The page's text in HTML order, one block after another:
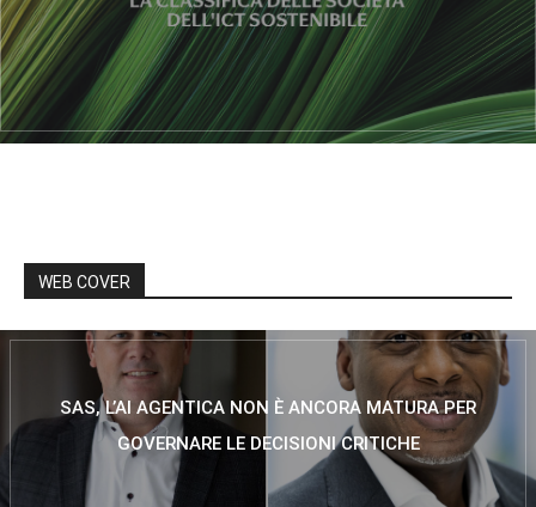
WEB COVER
SAS, L’AI AGENTICA NON È ANCORA MATURA PER
GOVERNARE LE DECISIONI CRITICHE